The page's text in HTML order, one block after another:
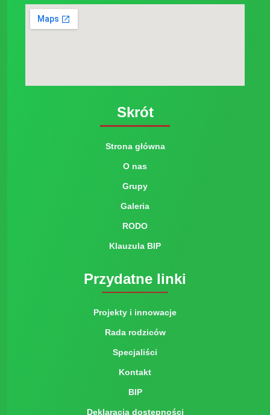
Skrót
Strona główna
O nas
Grupy
Galeria
RODO
Klauzula BIP
Przydatne linki
Projekty i innowacje
Rada rodziców
Specjaliści
Kontakt
BIP
Deklaracja dostępności